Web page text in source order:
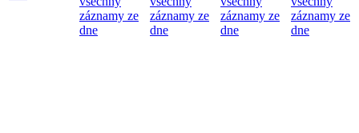
záznamy ze
dne
záznamy ze
dne
záznamy ze
dne
záznamy ze
dne